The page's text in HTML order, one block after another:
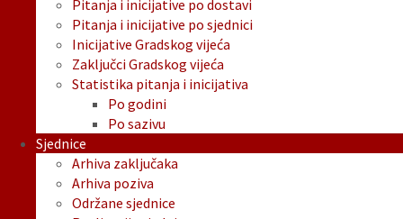
Pitanja i inicijative po dostavi
Pitanja i inicijative po sjednici
Inicijative Gradskog vijeća
Zaključci Gradskog vijeća
Statistika pitanja i inicijativa
Po godini
Po sazivu
Sjednice
Arhiva zaključaka
Arhiva poziva
Održane sjednice